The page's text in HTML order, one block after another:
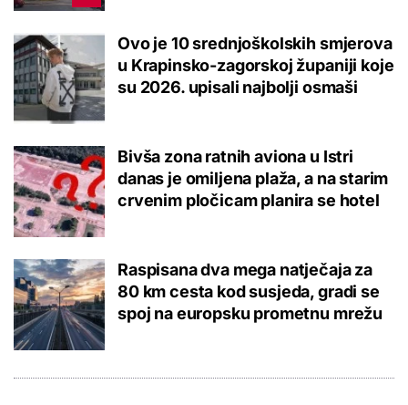
Ovo je 10 srednjoškolskih smjerova
u Krapinsko-zagorskoj županiji koje
su 2026. upisali najbolji osmaši
Bivša zona ratnih aviona u Istri
danas je omiljena plaža, a na starim
crvenim pločicam planira se hotel
Raspisana dva mega natječaja za
80 km cesta kod susjeda, gradi se
spoj na europsku prometnu mrežu